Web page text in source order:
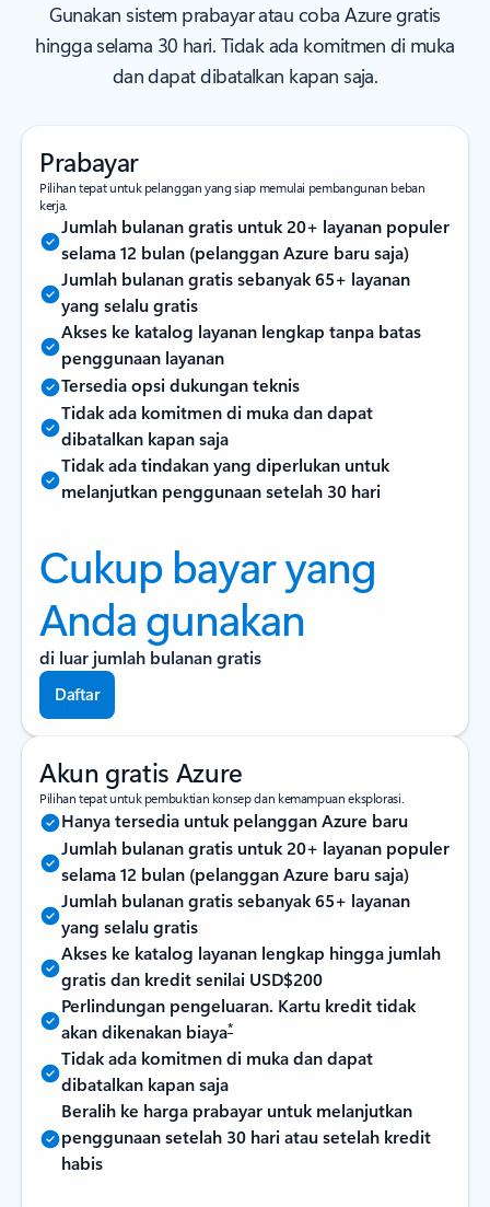
Gunakan sistem prabayar atau coba Azure gratis
hingga selama 30 hari. Tidak ada komitmen di muka
dan dapat dibatalkan kapan saja.
Prabayar
Pilihan tepat untuk pelanggan yang siap memulai pembangunan beban
kerja.
Jumlah bulanan gratis untuk 20+ layanan populer
selama 12 bulan (pelanggan Azure baru saja)
Jumlah bulanan gratis sebanyak 65+ layanan
yang selalu gratis
Akses ke katalog layanan lengkap tanpa batas
penggunaan layanan
Tersedia opsi dukungan teknis
Tidak ada komitmen di muka dan dapat
dibatalkan kapan saja
Tidak ada tindakan yang diperlukan untuk
melanjutkan penggunaan setelah 30 hari
Cukup bayar yang
Anda gunakan
di luar jumlah bulanan gratis
Daftar
Akun gratis Azure
Pilihan tepat untuk pembuktian konsep dan kemampuan eksplorasi.
Hanya tersedia untuk pelanggan Azure baru
Jumlah bulanan gratis untuk 20+ layanan populer
selama 12 bulan (pelanggan Azure baru saja)
Jumlah bulanan gratis sebanyak 65+ layanan
yang selalu gratis
Akses ke katalog layanan lengkap hingga jumlah
gratis dan kredit senilai USD$200
Perlindungan pengeluaran. Kartu kredit tidak
akan dikenakan biaya*
Tidak ada komitmen di muka dan dapat
dibatalkan kapan saja
Beralih ke harga prabayar untuk melanjutkan
penggunaan setelah 30 hari atau setelah kredit
habis